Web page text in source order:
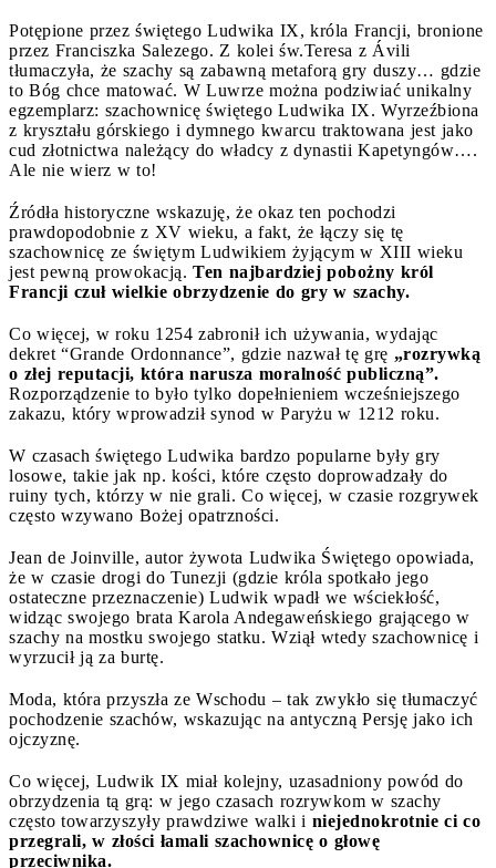
Potępione przez świętego Ludwika IX, króla Francji, bronione
przez Franciszka Salezego. Z kolei św.Teresa z Ávili
tłumaczyła, że szachy są zabawną metaforą gry duszy… gdzie
to Bóg chce matować. W Luwrze można podziwiać unikalny
egzemplarz: szachownicę świętego Ludwika IX. Wyrzeźbiona
z kryształu górskiego i dymnego kwarcu traktowana jest jako
cud złotnictwa należący do władcy z dynastii Kapetyngów….
Ale nie wierz w to!
Źródła historyczne wskazuję, że okaz ten pochodzi
prawdopodobnie z XV wieku, a fakt, że łączy się tę
szachownicę ze świętym Ludwikiem żyjącym w XIII wieku
jest pewną prowokacją. Ten najbardziej pobożny król
Francji czuł wielkie obrzydzenie do gry w szachy.
Co więcej, w roku 1254 zabronił ich używania, wydając
dekret “Grande Ordonnance”, gdzie nazwał tę grę „rozrywką
o złej reputacji, która narusza moralność publiczną”.
Rozporządzenie to było tylko dopełnieniem wcześniejszego
zakazu, który wprowadził synod w Paryżu w 1212 roku.
W czasach świętego Ludwika bardzo popularne były gry
losowe, takie jak np. kości, które często doprowadzały do
ruiny tych, którzy w nie grali. Co więcej, w czasie rozgrywek
często wzywano Bożej opatrzności.
Jean de Joinville, autor żywota Ludwika Świętego opowiada,
że w czasie drogi do Tunezji (gdzie króla spotkało jego
ostateczne przeznaczenie) Ludwik wpadł we wściekłość,
widząc swojego brata Karola Andegaweńskiego grającego w
szachy na mostku swojego statku. Wziął wtedy szachownicę i
wyrzucił ją za burtę.
Moda, która przyszła ze Wschodu – tak zwykło się tłumaczyć
pochodzenie szachów, wskazując na antyczną Persję jako ich
ojczyznę.
Co więcej, Ludwik IX miał kolejny, uzasadniony powód do
obrzydzenia tą grą: w jego czasach rozrywkom w szachy
często towarzyszyły prawdziwe walki i niejednokrotnie ci co
przegrali, w złości łamali szachownicę o głowę
przeciwnika.